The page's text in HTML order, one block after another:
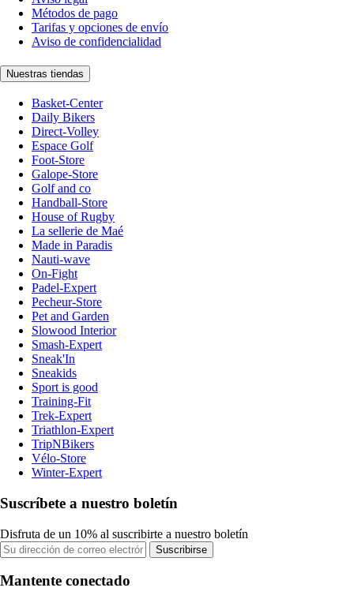
Métodos de pago
Tarifas y opciones de envío
Aviso de confidencialidad
Nuestras tiendas
Basket-Center
Daily Bikers
Direct-Volley
Espace Golf
Foot-Store
Galope-Store
Golf and co
Handball-Store
House of Rugby
La sellerie de Maé
Made in Paradis
Nauti-wave
On-Fight
Padel-Expert
Pecheur-Store
Pet and Garden
Slowood Interior
Smash-Expert
Sneak'In
Sneakids
Sport is good
Training-Fit
Trek-Expert
Triathlon-Expert
TripNBikers
Vélo-Store
Winter-Expert
Suscríbete a nuestro boletín
Disfruta de un 10% al suscribirte a nuestro boletín
Suscribirse
Mantente conectado